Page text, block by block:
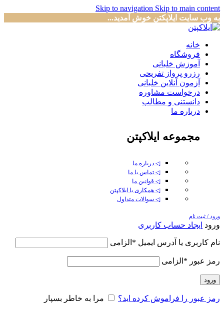
Skip to navigation Skip to main content
به وب سایت ایلاپکتن خوش آمدید...
خانه
فروشگاه
آموزش خلبانی
رزرو پرواز تفریحی
آزمون آنلاین خلبانی
درخواست مشاوره
دانستنی و مطالب
درباره ما
مجموعه ایلاکپتن
◁ درباره ما
◁ تماس با ما
◁ قوانین ما
◁ همکاری با ایلاکپتن
◁ سوالات متداول
ورود / ثبت نام
ورود ایجاد حساب کاربری
نام کاربری یا آدرس ایمیل * الزامی
رمز عبور * الزامی
ورود
رمز عبور را فراموش کرده اید؟
مرا به خاطر بسپار